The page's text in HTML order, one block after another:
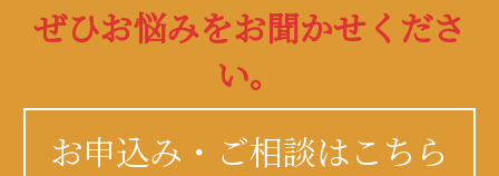
ぜひお悩みをお聞かせくださ
い。
お申込み・ご相談はこちら